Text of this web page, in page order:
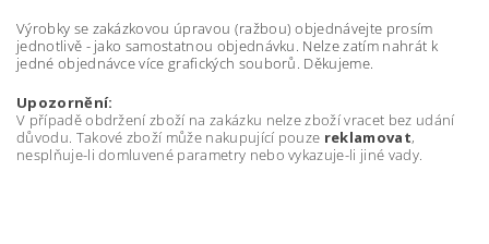
Výrobky se zakázkovou úpravou (ražbou) objednávejte prosím
jednotlivě - jako samostatnou objednávku. Nelze zatím nahrát k
jedné objednávce více grafických souborů. Děkujeme.
Upozornění:
V případě obdržení zboží na zakázku nelze zboží vracet bez udání
důvodu. Takové zboží může nakupující pouze reklamovat,
nesplňuje-li domluvené parametry nebo vykazuje-li jiné vady.